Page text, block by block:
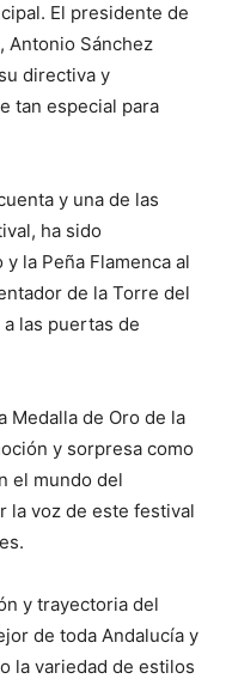
El presidente de
Antonio Sánchez
directiva y
tan especial para
y una de las
ha sido
la Peña Flamenca al
de la Torre del
las puertas de
Medalla de Oro de la
y sorpresa como
el mundo del
la voz de este festival
y trayectoria del
de toda Andalucía y
la variedad de estilos